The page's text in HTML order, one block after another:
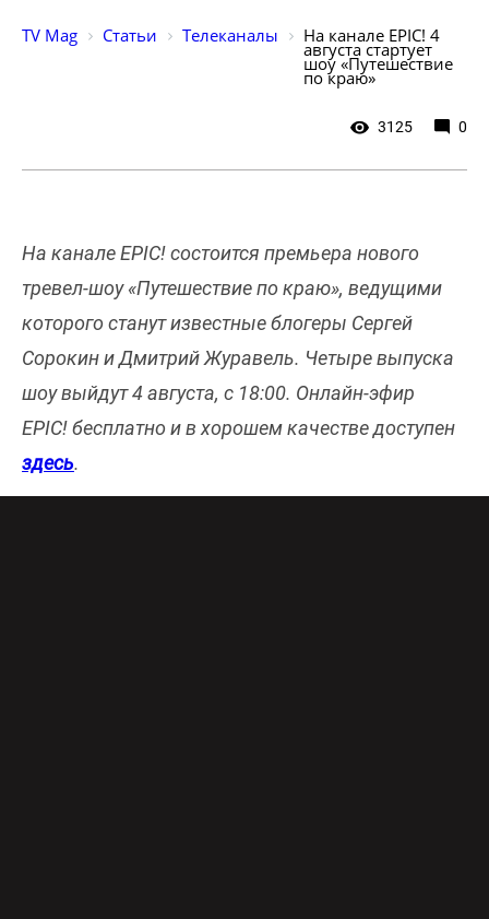
TV Mag Статьи Телеканалы На канале EPIC! 4
августа стартует
шоу «Путешествие
по краю»
3125 0
На канале EPIC! состоится премьера нового
тревел-шоу «Путешествие по краю», ведущими
которого станут известные блогеры Сергей
Сорокин и Дмитрий Журавель. Четыре выпуска
шоу выйдут 4 августа, с 18:00. Онлайн-эфир
EPIC! бесплатно и в хорошем качестве доступен
здесь.